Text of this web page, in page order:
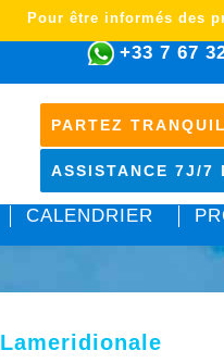
+33 7 67
PARTEZ
ASSISTANCE 7J/7
CALENDRIER
Pour être informés des
Lameridionale